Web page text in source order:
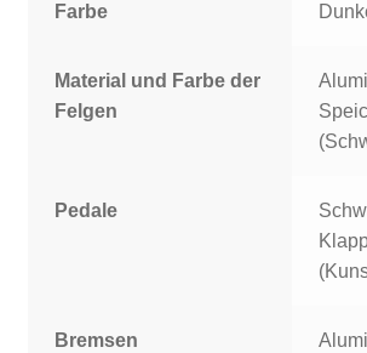
Farbe
Material und Farbe der
Felgen
Pedale
Bremsen